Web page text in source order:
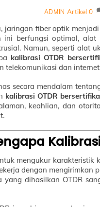
ADMIN Artikel 0
jaringan fiber optik
ini berfungsi optimal,
Namun, seperti alat
kalibrasi OTDR
telekomunikasi dan
secara mendalam
kalibrasi OTDR
keahlian, dan
mengukur
dengan mengirimkan
dihasilkan OTDR